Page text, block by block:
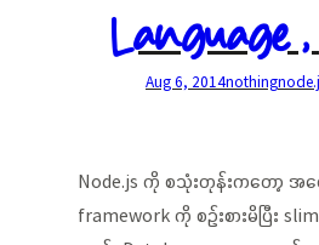
Language
Aug 6, 2014nothing
Node.js ကို စသုံးတုန်းကတော့ အတ
framework ကို စဉ်းစားမိပြီး